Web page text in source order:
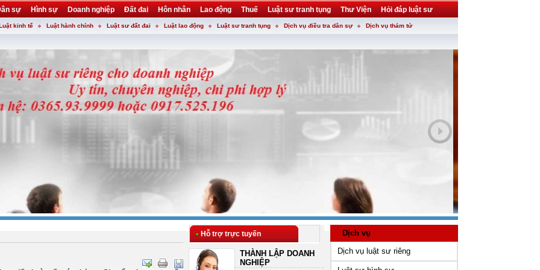
sự Hình sự Doanh nghiệp Đất đai Hôn nhân Lao động Thuế Luật sư tranh tụng Thư Viện Hỏi đáp luật sư
kinh tế Luật hành chính Luật sư đất đai Luật lao động Luật sư tranh tụng Dịch vụ điều tra dân sự Dịch vụ thám tử
• Hỗ trợ trực tuyến
THÀNH LẬP DOANH
NGHIỆP
Dịch vụ
Dịch vụ luật sư riêng